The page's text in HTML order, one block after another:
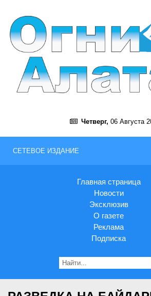
Четверг, 06 Августа
СЕТЕВОЕ ИЗДАНИЕ
Главная страница
Новости
Эксклюзив
О газете
Реклама
Подписка